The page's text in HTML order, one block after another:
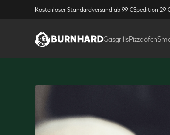
Kostenloser Standardversand ab 99 €Spedition 29
GasgrillsPizzaöfen